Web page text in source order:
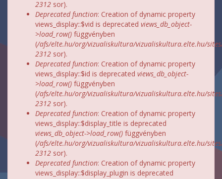
2312 sor).
Deprecated function: Creation of dynamic property
views_display::$vid is deprecated views_db_object-
>load_row() függvényben
(/afs/elte.hu/org/vizualiskultura/vizualiskultura.elte.hu/
2312 sor).
Deprecated function: Creation of dynamic property
views_display::$id is deprecated views_db_object-
>load_row() függvényben
(/afs/elte.hu/org/vizualiskultura/vizualiskultura.elte.hu/
2312 sor).
Deprecated function: Creation of dynamic property
views_display::$display_title is deprecated
views_db_object->load_row() függvényben
(/afs/elte.hu/org/vizualiskultura/vizualiskultura.elte.hu/
2312 sor).
Deprecated function: Creation of dynamic property
views_display::$display_plugin is deprecated